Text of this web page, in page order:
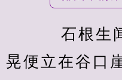
晃便立在谷口